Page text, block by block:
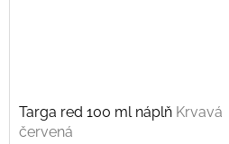
Targa red 100 ml náplň Krvavá
červená